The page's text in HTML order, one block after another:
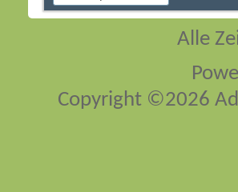
Alle
Copyright ©2026